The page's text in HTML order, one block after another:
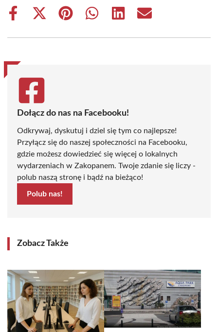
Share
Share
(Twitter)
Share
Share
Share
Share
Dołącz do nas na Facebooku!
Odkrywaj, dyskutuj i dziel się tym co najlepsze!
Przyłącz się do naszej społeczności na Facebooku,
gdzie możesz dowiedzieć się więcej o lokalnych
wydarzeniach w Zakopanem. Twoje zdanie się liczy -
polub naszą stronę i bądź na bieżąco!
Polub nas!
Zobacz Także